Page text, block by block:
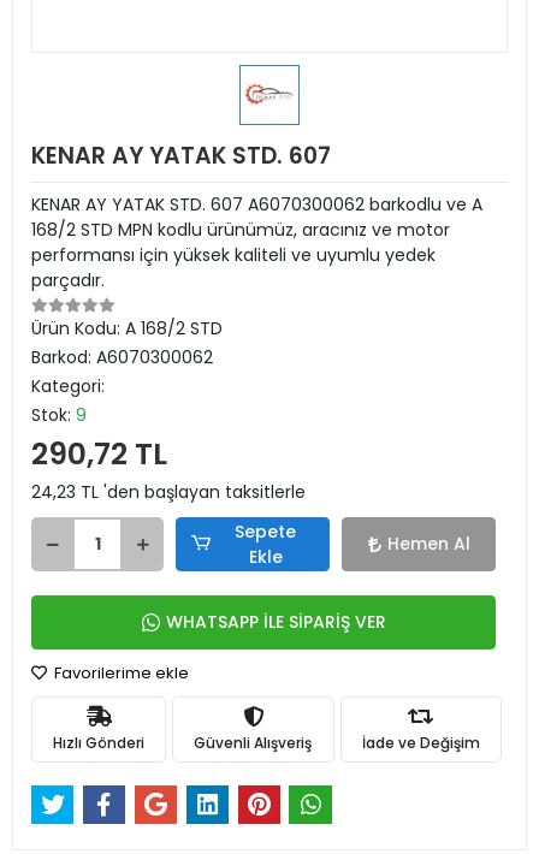
KENAR AY YATAK STD. 607
KENAR AY YATAK STD. 607 A6070300062 barkodlu ve A
168/2 STD MPN kodlu ürünümüz, aracınız ve motor
performansı için yüksek kaliteli ve uyumlu yedek
parçadır.
Ürün Kodu: A 168/2 STD
Barkod: A6070300062
Kategori:
Stok: 9
290,72 TL
24,23 TL 'den başlayan taksitlerle
Sepete
Ekle
Hemen Al
WHATSAPP İLE SİPARİŞ VER
Favorilerime ekle
Hızlı Gönderi Güvenli Alışveriş İade ve Değişim